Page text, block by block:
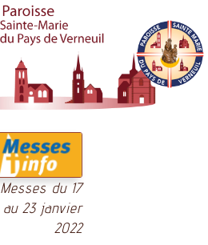
Messes du 17
au 23 janvier
2022